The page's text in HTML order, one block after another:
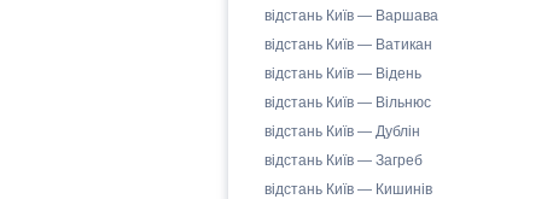
відстань Київ — Варшава
відстань Київ — Ватикан
відстань Київ — Відень
відстань Київ — Вільнюс
відстань Київ — Дублін
відстань Київ — Загреб
відстань Київ — Кишинів